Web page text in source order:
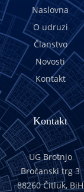
Naslovna
O udruzi
Članstvo
Novosti
Kontakt
Kontakt
UG Brotnjo
Broćanski trg 3
88260 Čitluk, BiH